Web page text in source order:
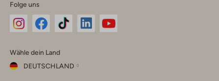
Folge uns
Instagram
Facebook
TikTok
Wähle dein Land
DEUTSCHLAND